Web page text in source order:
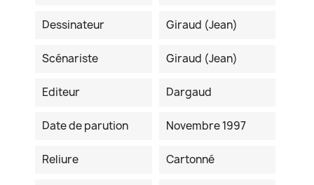
Dessinateur Giraud (Jean)
Scénariste Giraud (Jean)
Editeur Dargaud
Date de parution Novembre 1997
Reliure Cartonné